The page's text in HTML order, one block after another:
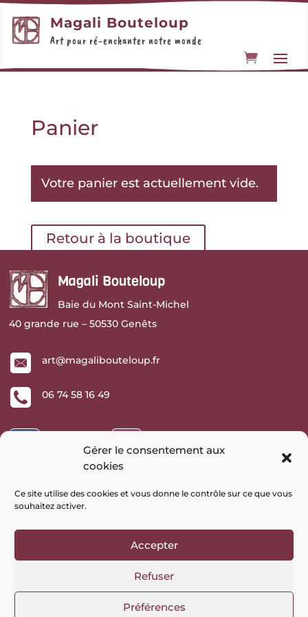
Gérer le consentement aux
cookies
Ce site utilise des cookies et vous donne le contrôle sur ce que vous
souhaitez activer.
Accepter
Refuser
Préférences
Magali Bouteloup
Art pour ré-enchanter notre monde
Panier
Votre panier est actuellement vide.
Retour à la boutique
Magali Bouteloup
Baie du Mont Saint-Michel
40 grande rue – 50530 Genêts
art@magalibouteloup.fr
06 74 58 16 49
Commandes en ligne
Mes adresses
Site réalisé en collaboration avecFacilit’Web